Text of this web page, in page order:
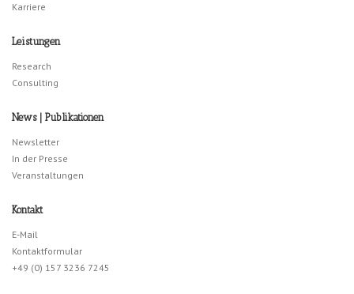
Karriere
Leistungen
Research
Consulting
News | Publikationen
Newsletter
In der Presse
Veranstaltungen
Kontakt
E-Mail
Kontaktformular
+49 (0) 157 3236 7245